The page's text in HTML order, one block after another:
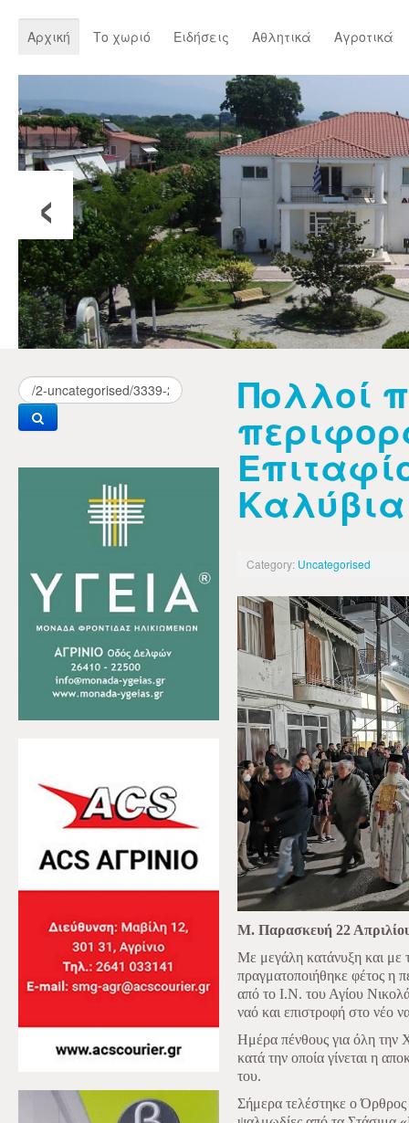
Αρχική Το χωριό Ειδήσεις Αθλητικά Αγροτικά
‹
Πολλοί
Καλύβια
Category: Uncategorised
Μ. Παρασκευή 22
Με μεγάλη κατάνυξη και με
πραγματοποιήθηκε φέτος η
από το Ι.Ν. του Αγίου
ναό και επιστροφή στο νέο
Ημέρα πένθους για όλη
κατά την οποία γίνεται η
του.
Σήμερα τελέστηκε ο